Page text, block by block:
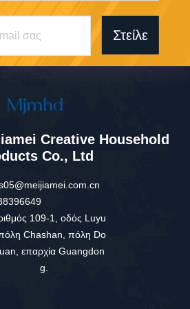
Στείλε
Creative Household
Co., Ltd
109-1, οδός Luyu
Chashan, πόλη Do
επαρχία Guangdon
g.